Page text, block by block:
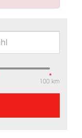
100 km